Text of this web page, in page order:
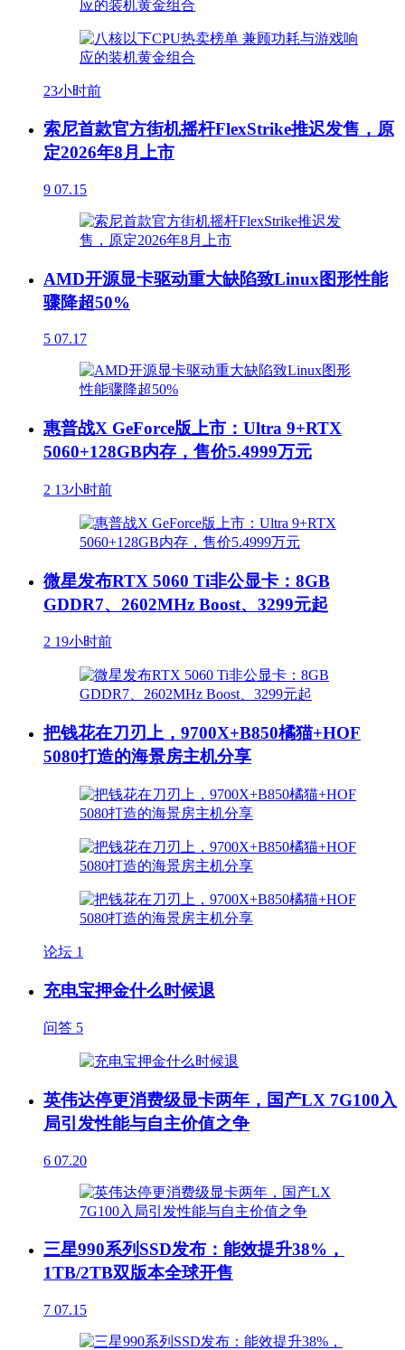
23小时前
索尼首款官方街机摇杆FlexStrike推迟发售，原
定2026年8月上市
9 07.15
AMD开源显卡驱动重大缺陷致Linux图形性能
骤降超50%
5 07.17
惠普战X GeForce版上市：Ultra 9+RTX
5060+128GB内存，售价5.4999万元
2 13小时前
微星发布RTX 5060 Ti非公显卡：8GB
GDDR7、2602MHz Boost、3299元起
2 19小时前
把钱花在刀刃上，9700X+B850橘猫+HOF
5080打造的海景房主机分享
论坛 1
充电宝押金什么时候退
问答 5
英伟达停更消费级显卡两年，国产LX 7G100入
局引发性能与自主价值之争
6 07.20
三星990系列SSD发布：能效提升38%，
1TB/2TB双版本全球开售
7 07.15